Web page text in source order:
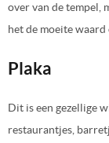
over van de tempel,
het de moeite
Plaka
Dit is een gezellige
restaurantjes,